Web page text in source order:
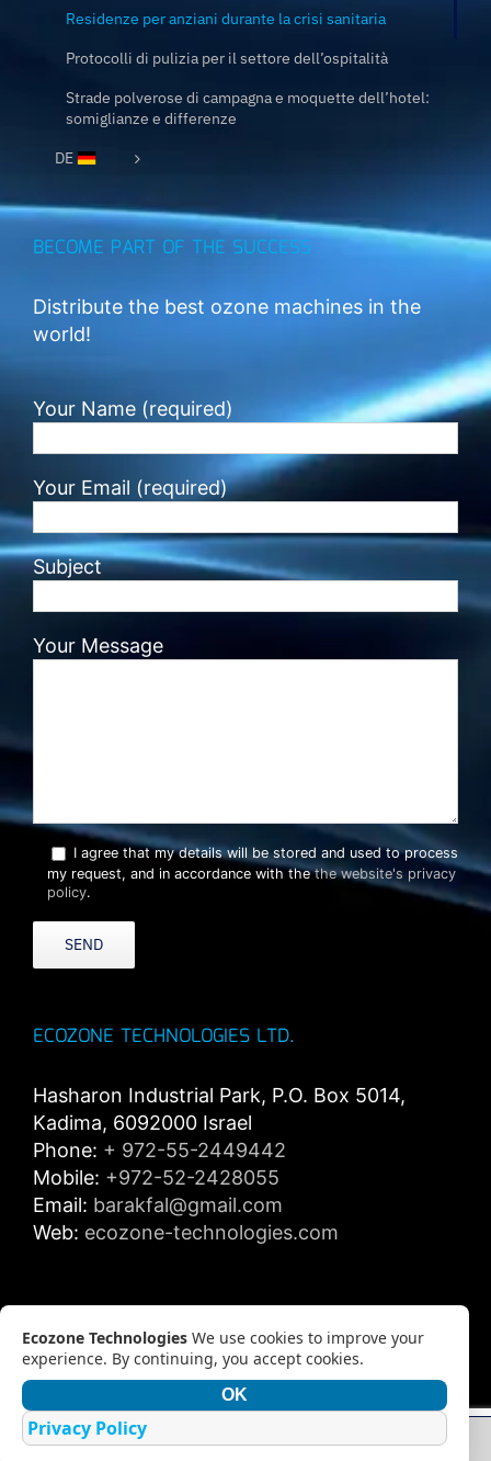
Residenze per anziani durante la crisi sanitaria
Protocolli di pulizia per il settore dell’ospitalità
Strade polverose di campagna e moquette dell’hotel:
somiglianze e differenze
DE
BECOME PART OF THE SUCCESS
Distribute the best ozone machines in the
world!
Your Name (required)
Your Email (required)
Subject
Your Message
I agree that my details will be stored and used to process
my request, and in accordance with thethe website's privacy
policy.
ECOZONE TECHNOLOGIES LTD.
Hasharon Industrial Park, P.O. Box 5014,
Kadima, 6092000 Israel
Phone: + 972-55-2449442
Mobile: +972-52-2428055
Email: barakfal@gmail.com
Web: ecozone-technologies.com
Copyright 2012 - 2018 Ecozone Technologies Ltd. | All Rights Reserved
Ecozone Technologies We use cookies to improve your
experience. By continuing, you accept cookies.
OK
Privacy Policy